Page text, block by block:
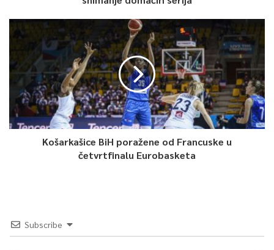
Košarkašice BiH poražene od Francuske u
četvrtfinalu Eurobasketa
Subscribe